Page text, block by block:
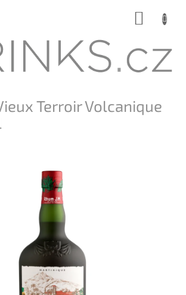
Terroir Volcanique